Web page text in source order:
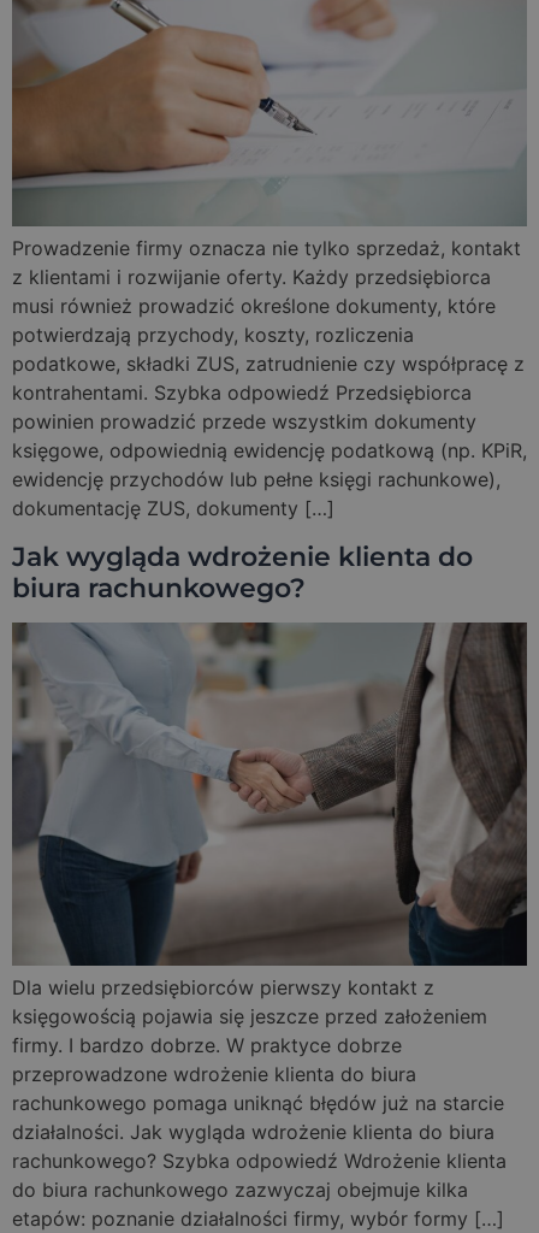
Prowadzenie firmy oznacza nie tylko sprzedaż, kontakt
z klientami i rozwijanie oferty. Każdy przedsiębiorca
musi również prowadzić określone dokumenty, które
potwierdzają przychody, koszty, rozliczenia
podatkowe, składki ZUS, zatrudnienie czy współpracę z
kontrahentami. Szybka odpowiedź Przedsiębiorca
powinien prowadzić przede wszystkim dokumenty
księgowe, odpowiednią ewidencję podatkową (np. KPiR,
ewidencję przychodów lub pełne księgi rachunkowe),
dokumentację ZUS, dokumenty […]
Jak wygląda wdrożenie klienta do
biura rachunkowego?
Dla wielu przedsiębiorców pierwszy kontakt z
księgowością pojawia się jeszcze przed założeniem
firmy. I bardzo dobrze. W praktyce dobrze
przeprowadzone wdrożenie klienta do biura
rachunkowego pomaga uniknąć błędów już na starcie
działalności. Jak wygląda wdrożenie klienta do biura
rachunkowego? Szybka odpowiedź Wdrożenie klienta
do biura rachunkowego zazwyczaj obejmuje kilka
etapów: poznanie działalności firmy, wybór formy […]